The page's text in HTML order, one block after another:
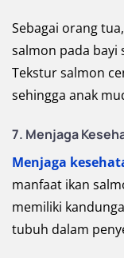
Sebagai orang
salmon pada bayi
Tekstur salmon
sehingga anak
7. Menjaga
Menjaga
manfaat ikan
memiliki
tubuh dalam